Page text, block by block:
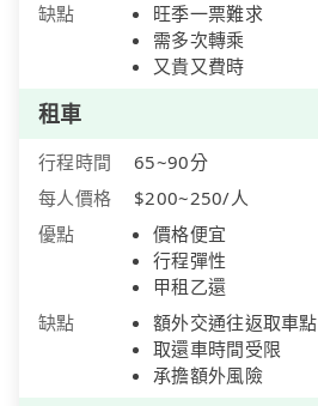
缺點
旺季一票難求
需多次轉乘
又貴又費時
租車
行程時間
65~90分
每人價格
$200~250/人
優點
價格便宜
行程彈性
甲租乙還
缺點
額外交通往返取車點
取還車時間受限
承擔額外風險